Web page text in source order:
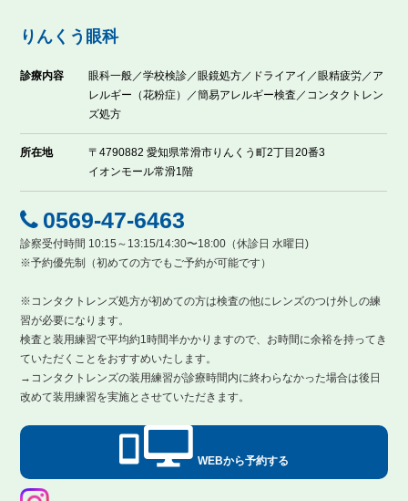
りんくう眼科
診療内容
眼科一般／学校検診／眼鏡処方／ドライアイ／眼精疲労／ア
レルギー（花粉症）／簡易アレルギー検査／コンタクトレン
ズ処方
所在地
〒4790882 愛知県常滑市りんくう町2丁目20番3
イオンモール常滑1階
0569-47-6463
診察受付時間 10:15～13:15/14:30〜18:00（休診日 水曜日)
※予約優先制（初めての方でもご予約が可能です）
※コンタクトレンズ処方が初めての方は検査の他にレンズのつけ外しの練
習が必要になります。
検査と装用練習で平均約1時間半かかりますので、お時間に余裕を持ってき
ていただくことをおすすめいたします。
→コンタクトレンズの装用練習が診療時間内に終わらなかった場合は後日
改めて装用練習を実施とさせていただきます。
WEBから予約する